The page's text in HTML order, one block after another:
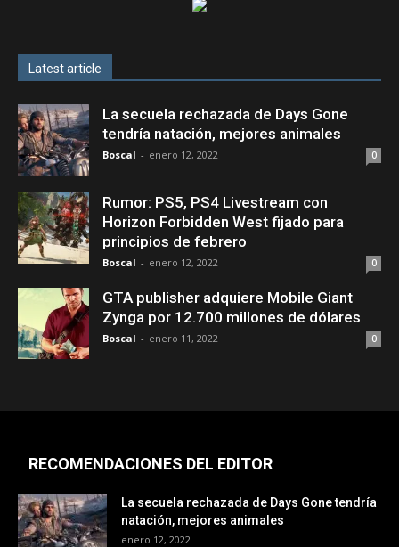
Latest article
La secuela rechazada de Days Gone
tendría natación, mejores animales
Boscal - enero 12, 2022 0
Rumor: PS5, PS4 Livestream con
Horizon Forbidden West fijado para
principios de febrero
Boscal - enero 12, 2022 0
GTA publisher adquiere Mobile Giant
Zynga por 12.700 millones de dólares
Boscal - enero 11, 2022 0
RECOMENDACIONES DEL EDITOR
La secuela rechazada de Days Gone tendría
natación, mejores animales
enero 12, 2022